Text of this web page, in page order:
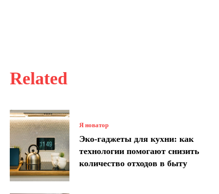
Related
Я новатор
Эко-гаджеты для кухни: как
технологии помогают снизить
количество отходов в быту